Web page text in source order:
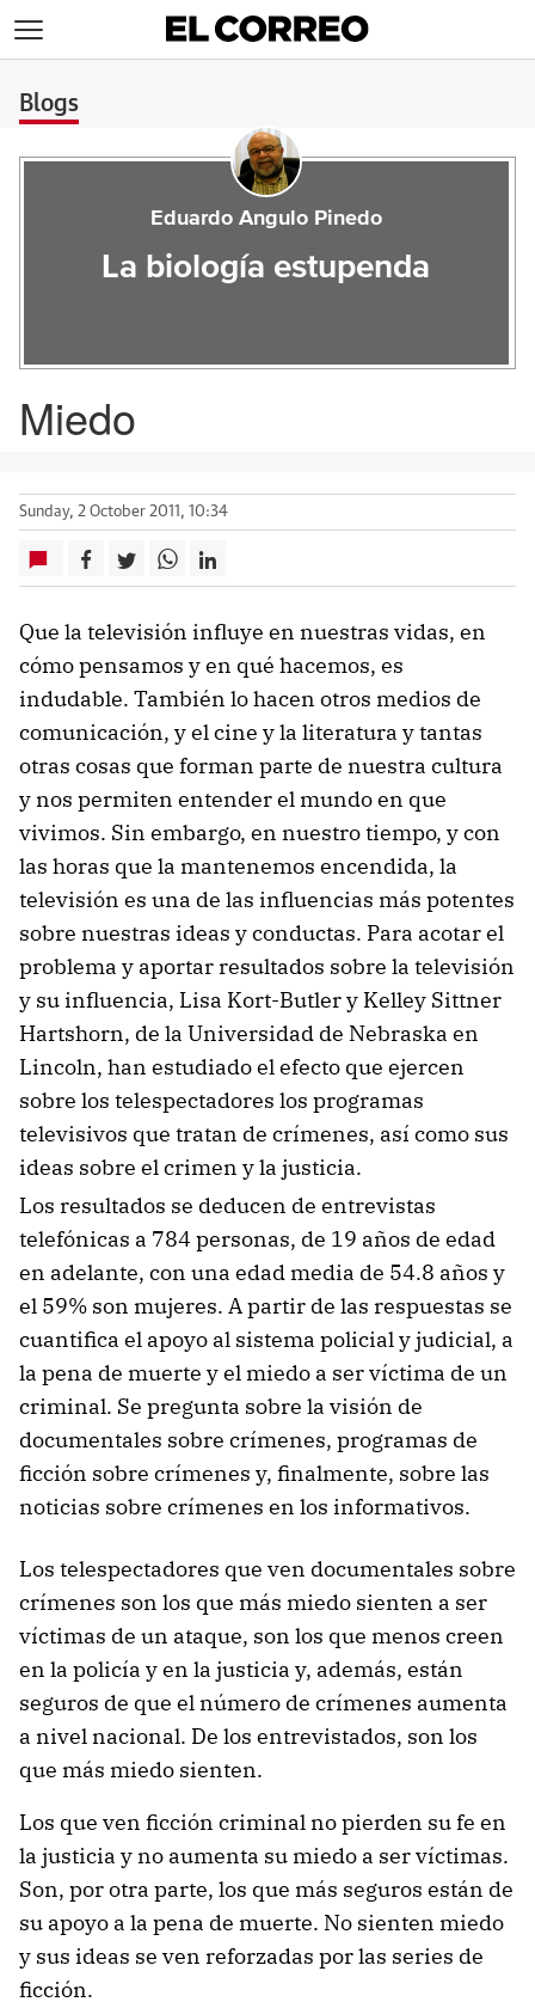
Blogs
Eduardo Angulo Pinedo
La biología estupenda
Miedo
Sunday, 2 October 2011, 10:34
Que la televisión influye en nuestras vidas, en
cómo pensamos y en qué hacemos, es
indudable. También lo hacen otros medios de
comunicación, y el cine y la literatura y tantas
otras cosas que forman parte de nuestra cultura
y nos permiten entender el mundo en que
vivimos. Sin embargo, en nuestro tiempo, y con
las horas que la mantenemos encendida, la
televisión es una de las influencias más potentes
sobre nuestras ideas y conductas. Para acotar el
problema y aportar resultados sobre la televisión
y su influencia, Lisa Kort-Butler y Kelley Sittner
Hartshorn, de la Universidad de Nebraska en
Lincoln, han estudiado el efecto que ejercen
sobre los telespectadores los programas
televisivos que tratan de crímenes, así como sus
ideas sobre el crimen y la justicia.
Los resultados se deducen de entrevistas
telefónicas a 784 personas, de 19 años de edad
en adelante, con una edad media de 54.8 años y
el 59% son mujeres. A partir de las respuestas se
cuantifica el apoyo al sistema policial y judicial, a
la pena de muerte y el miedo a ser víctima de un
criminal. Se pregunta sobre la visión de
documentales sobre crímenes, programas de
ficción sobre crímenes y, finalmente, sobre las
noticias sobre crímenes en los informativos.
Los telespectadores que ven documentales sobre
crímenes son los que más miedo sienten a ser
víctimas de un ataque, son los que menos creen
en la policía y en la justicia y, además, están
seguros de que el número de crímenes aumenta
a nivel nacional. De los entrevistados, son los
que más miedo sienten.
Los que ven ficción criminal no pierden su fe en
la justicia y no aumenta su miedo a ser víctimas.
Son, por otra parte, los que más seguros están de
su apoyo a la pena de muerte. No sienten miedo
y sus ideas se ven reforzadas por las series de
ficción.